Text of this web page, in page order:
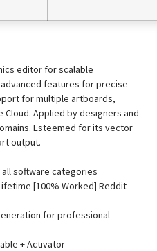
editor for scalable
features for precise
for multiple artboards,
Applied by designers and
Esteemed for its vector
output.
software categories
[100% Worked] Reddit
for professional
+ Activator